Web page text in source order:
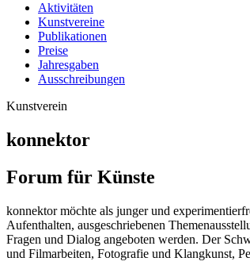
Aktivitäten
Kunstvereine
Publikationen
Preise
Jahresgaben
Ausschreibungen
Kunstverein
konnektor
Forum für Künste
konnektor möchte als junger und
Aufenthalten, ausgeschriebenen
Fragen und Dialog angeboten werden. Der
und Filmarbeiten, Fotografie und Klangkunst,